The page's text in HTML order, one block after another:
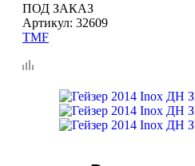
ПОД ЗАКАЗ
Артикул: 32609
TMF